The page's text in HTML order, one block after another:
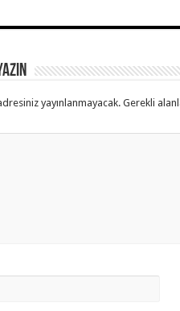
yayınlanmayacak. Gerekli